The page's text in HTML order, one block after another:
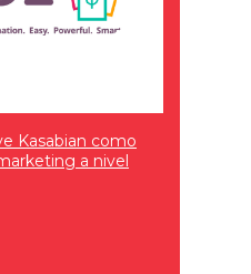
Kasabian como
a nivel